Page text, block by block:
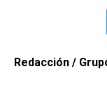
Redacción /